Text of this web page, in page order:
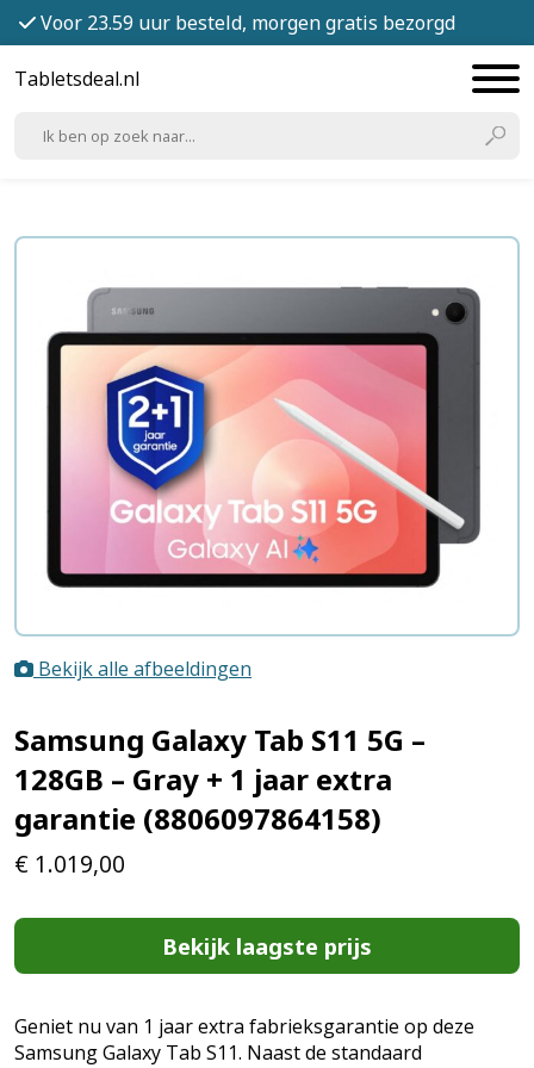
Voor 23.59 uur besteld, morgen gratis bezorgd
Tabletsdeal.nl
Bekijk alle afbeeldingen
Samsung Galaxy Tab S11 5G –
128GB – Gray + 1 jaar extra
garantie (8806097864158)
€ 1.019,00
Bekijk laagste prijs
Geniet nu van 1 jaar extra fabrieksgarantie op deze
Samsung Galaxy Tab S11. Naast de standaard